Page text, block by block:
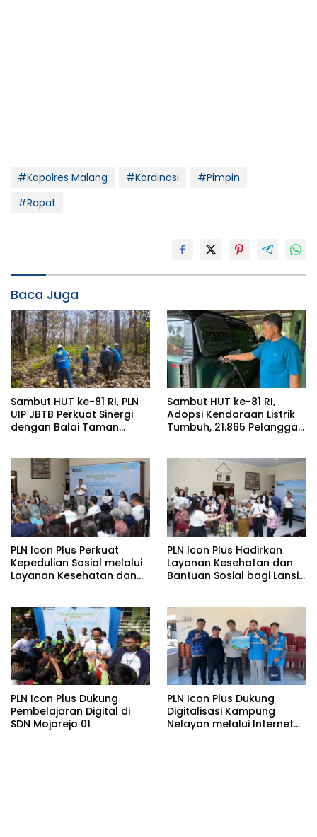
#Kapolres Malang #Kordinasi
#Pimpin
#Rapat
Baca Juga
Sambut HUT ke-81 RI, PLN
UIP JBTB Perkuat Sinergi
dengan Balai Taman
SUTET 500 kV Paiton–
Watudodol/Kalipuro
Sambut HUT ke-81 RI,
Adopsi Kendaraan Listrik
Tumbuh, 21.865 Pelanggan
pada Semester I 2026
PLN Icon Plus Perkuat
Kepedulian Sosial melalui
Layanan Kesehatan dan
PLN Icon Plus Hadirkan
Layanan Kesehatan dan
Bantuan Sosial bagi Lansia
PLN Icon Plus Dukung
Pembelajaran Digital di
SDN Mojorejo 01
PLN Icon Plus Dukung
Digitalisasi Kampung
Nelayan melalui Internet